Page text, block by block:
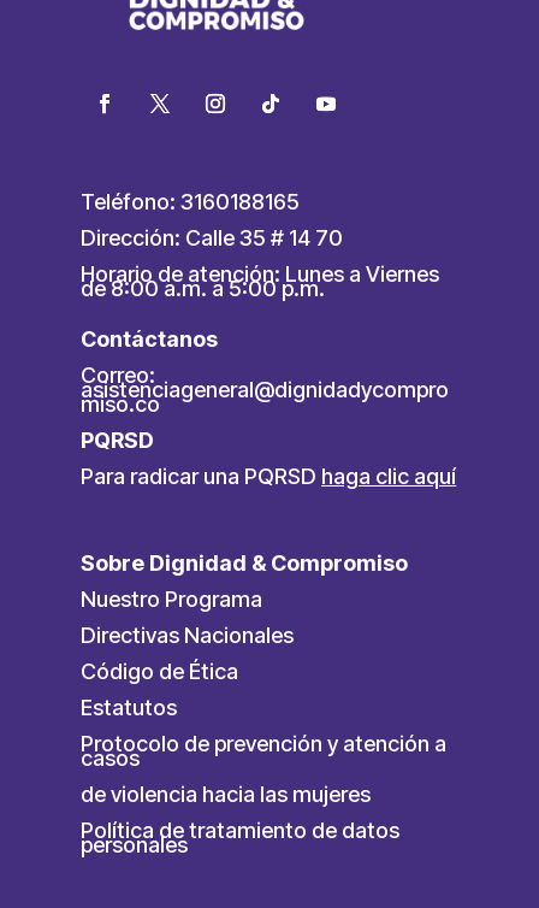
Teléfono: 3160188165
Dirección: Calle 35 # 14 70
Horario de atención: Lunes a Viernes
de 8:00 a.m. a 5:00 p.m.
Contáctanos
Correo:
asistenciageneral@dignidadycompro
miso.co
PQRSD
Para radicar una PQRSD haga clic aquí
Sobre Dignidad & Compromiso
Nuestro Programa
Directivas Nacionales
Código de Ética
Estatutos
Protocolo de prevención y atención a
casos
de violencia hacia las mujeres
Política de tratamiento de datos
personales